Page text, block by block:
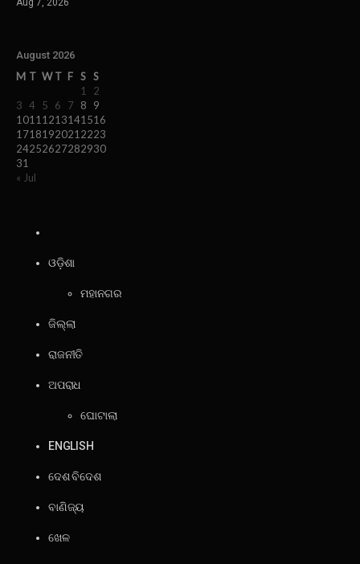
Aug 7, 2026
August 2026
M T W T F S S
1
2
3 4 5 6 7 8
9
1011 1213141516
1718192021 2223
24252627282930
31
« Jul
ଓଡ଼ିଶା
ମହାନଗର
ଜିଲ୍ଲା
ରାଜନୀତି
ଅପରାଧ
ଘୋଟାଲା
ENGLISH
ଦେଶ ବିଦେଶ
ବାଣିଜ୍ୟ
ଖେଳ